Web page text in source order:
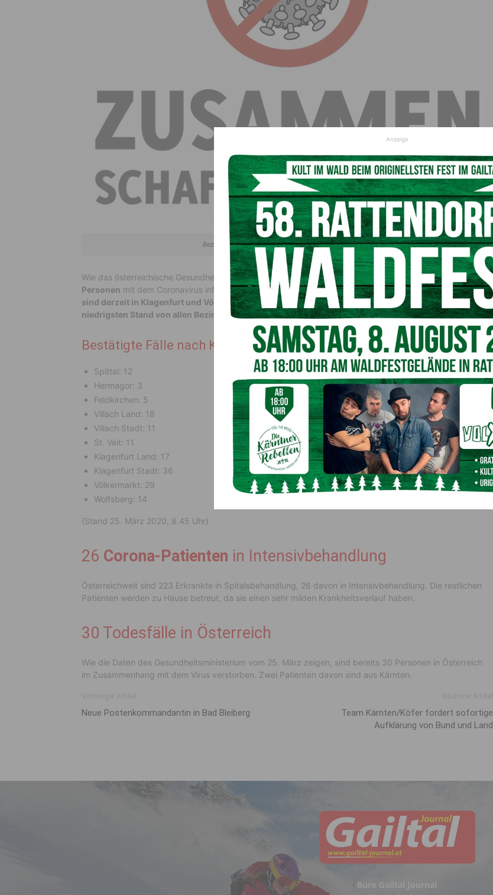
Bezirk Hermagor weiterhin mit drei infizierten Personen
Wie das österreichische Gesundheitsministerium vor wenigen Minuten bekanntgab, sind derzeit
5.368
Personen mit dem Coronavirus infiziert. In Kärnten gibt es zurzeit156 bestätigte Fälle. Die meisten Fälle
sind derzeit in Klagenfurt und Völkermarkt bekannt, der Bezirk Hermagor hält mit drei Personen am
niedrigsten Stand von allen Bezirken in Kärnten. (Stand: 25. März, 8.45 Uhr).
Bestätigte Fälle nach Kärntens Bezirken:
Spittal: 12
Hermagor: 3
Feldkirchen: 5
Villach Land: 18
Villach Stadt: 11
St. Veit: 11
Klagenfurt Land: 17
Klagenfurt Stadt: 36
Völkermarkt: 29
Wolfsberg: 14
(Stand 25. März 2020, 8.45 Uhr)
26 Corona-Patienten in Intensivbehandlung
Österreichweit sind 223 Erkrankte in Spitalsbehandlung, 26 davon in Intensivbehandlung. Die restlichen
Patienten werden zu Hause betreut, da sie einen sehr milden Krankheitsverlauf haben.
30 Todesfälle in Österreich
Wie die Daten des Gesundheitsministerium vom 25. März zeigen, sind bereits 30 Personen in Österreich
im Zusammenhang mit dem Virus verstorben. Zwei Patienten davon sind aus Kärnten.
Neue Postenkommandantin in Bad Bleiberg
Team Kärnten/Köfer fordert sofortige
Aufklärung von Bund und Land
Büro Gailtal Journal
Anzeige